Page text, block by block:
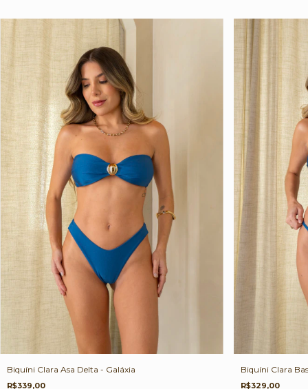
Biquíni Clara Asa Delta - Galáxia
R$339,00
Biquíni Clara
R$329,00